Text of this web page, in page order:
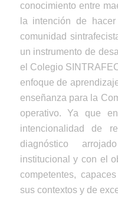
conocimiento entre
la intención de
comunidad
un instrumento de
el Colegio
enfoque de
enseñanza para la
operativo. Ya que
intencionalidad de
diagnóstico
institucional y con el
competentes,
sus contextos y de